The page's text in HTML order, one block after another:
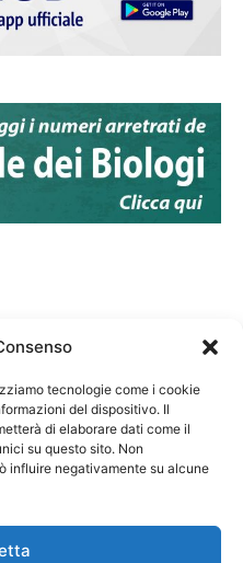
tecnologie come i cookie
del dispositivo. Il
di elaborare dati come il
su questo sito. Non
influire negativamente su alcune
Ordini dei Biologi:
www.fnob.it: